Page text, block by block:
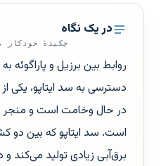
در یک نگاه
چکیدهٔ خودکار
روابط بین برزیل و پاراگوئه
دسترسی به سد ایتاپو، یکی
در حال وخامت است و
است. سد ایتاپو که بین دو
برق‌آبی زیادی تولید می‌کند